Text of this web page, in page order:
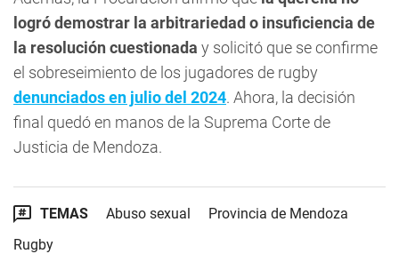
logró demostrar la arbitrariedad o insuficiencia de
la resolución cuestionada y solicitó que se confirme
el sobreseimiento de los jugadores de rugby
denunciados en julio del 2024. Ahora, la decisión
final quedó en manos de la Suprema Corte de
Justicia de Mendoza.
TEMAS Abuso sexual
Provincia de Mendoza
Rugby